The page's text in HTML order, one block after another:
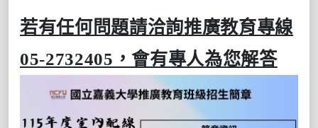
若有任何問題請洽詢推廣教育專線
05-2732405，會有專人為您解答